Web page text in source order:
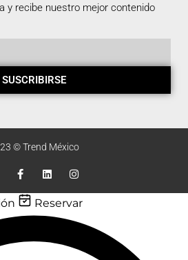
y recibe nuestro mejor contenido
SUSCRIBIRSE
© Trend México
Reservar